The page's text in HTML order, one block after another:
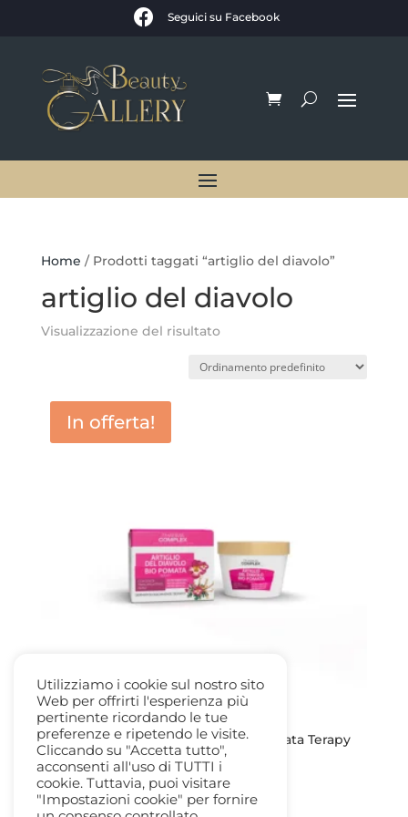
 Seguici su Facebook
Home / Prodotti taggati “artiglio del diavolo”
artiglio del diavolo
Visualizzazione del risultato
In offerta!
Crema Artiglio del Diavolo – Bio Pomata Terapy
250ml Pharma Complex
14,90€Il
prezzo
5,00€Il
prezzo
Utilizziamo i cookie sul nostro sito
Web per offrirti l'esperienza più
pertinente ricordando le tue
preferenze e ripetendo le visite.
Cliccando su "Accetta tutto",
acconsenti all'uso di TUTTI i
cookie. Tuttavia, puoi visitare
"Impostazioni cookie" per fornire